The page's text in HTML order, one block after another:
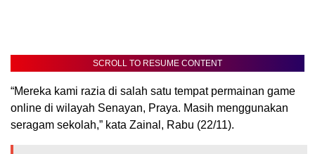
SCROLL TO RESUME CONTENT
“Mereka kami razia di salah satu tempat permainan game
online di wilayah Senayan, Praya. Masih menggunakan
seragam sekolah,” kata Zainal, Rabu (22/11).